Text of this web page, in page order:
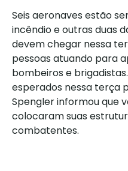
Seis aeronaves estão
incêndio e outras duas
devem chegar nessa
pessoas atuando para
bombeiros e
esperados nessa terça
Spengler informou que
colocaram suas
combatentes.